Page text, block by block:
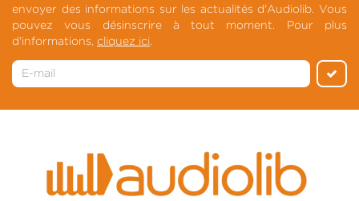
envoyer des informations sur les actualités d'Audiolib. Vous
pouvez vous désinscrire à tout moment. Pour plus
d'informations, cliquez ici.